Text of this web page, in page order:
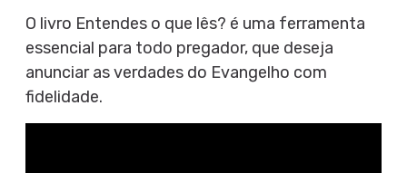
O livro Entendes o que lês? é uma ferramenta
essencial para todo pregador, que deseja
anunciar as verdades do Evangelho com
fidelidade.